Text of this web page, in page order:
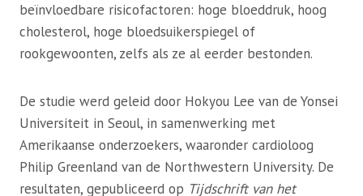
beïnvloedbare risicofactoren: hoge bloeddruk, hoog
cholesterol, hoge bloedsuikerspiegel of
rookgewoonten, zelfs als ze al eerder bestonden.
De studie werd geleid door Hokyou Lee van de Yonsei
Universiteit in Seoul, in samenwerking met
Amerikaanse onderzoekers, waaronder cardioloog
Philip Greenland van de Northwestern University. De
resultaten, gepubliceerd op Tijdschrift van het